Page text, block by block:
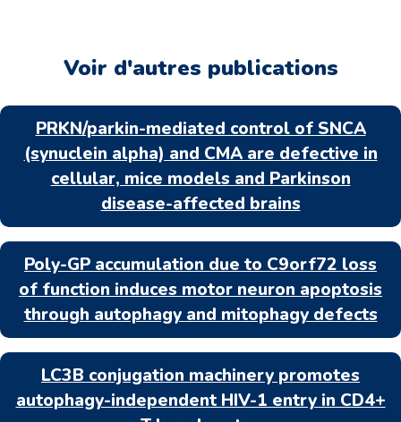
Voir d'autres publications
PRKN/parkin-mediated control of SNCA
(synuclein alpha) and CMA are defective in
cellular, mice models and Parkinson
disease-affected brains
Poly-GP accumulation due to C9orf72 loss
of function induces motor neuron apoptosis
through autophagy and mitophagy defects
LC3B conjugation machinery promotes
autophagy-independent HIV-1 entry in CD4+